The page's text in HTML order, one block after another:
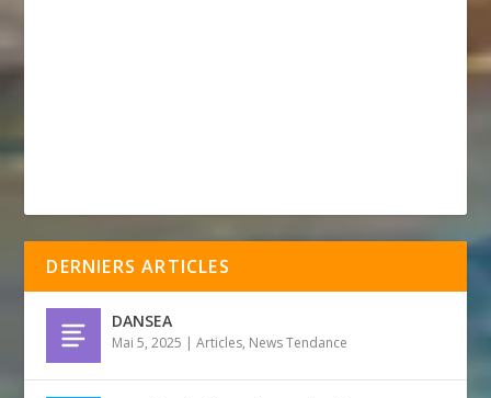
DERNIERS ARTICLES
DANSEA
Mai 5, 2025 |Articles, News Tendance